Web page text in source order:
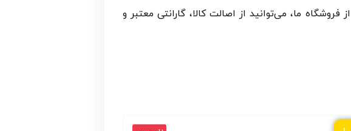
با خرید شارژر به همراه کابل اصلی 45 وات شیائومی مدل Redmi Note 14 Pro از فروشگاه ما، می‌توانید از اصالت کالا، گارانتی معتبر و